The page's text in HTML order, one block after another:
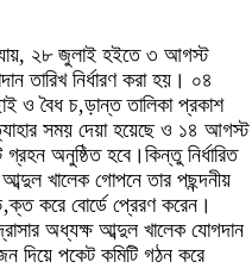
যায়, ২৮ জুলাই হইতে ৩ আগস্ট
তারিখ নির্ধারণ করা হয়। ০৪
ও বৈধ চ‚ড়ান্ত তালিকা প্রকাশ
সময় দেয়া হয়েছে ও ১৪ আগস্ট
অনুষ্ঠিত হবে।কিন্তু নির্ধারিত
খালেক গোপনে তার পছন্দনীয়
করে বোর্ডে প্রেরণ করেন।
অধ্যক্ষ আব্দুল খালেক যোগদান
দিয়ে পকেট কমিটি গঠন করে